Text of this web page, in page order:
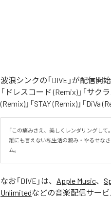
波浪シンクの「DIVE」が配信開
「ドレスコード (Remix)」「サク
(Remix)」「STAY (Remix)」「
「この痛みさえ、美しくレンダリングして
誰にも言えない私生活の澱み・やるせな
ム。
なお「DIVE 」は、 Apple Music、
Unlimitedなどの音楽配信サービ